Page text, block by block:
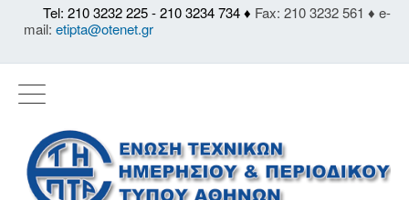
Tel: 210 3232 225 - 210 3234 734 ♦ Fax: 210 3232 561 ♦ e-
mail: etipta@otenet.gr